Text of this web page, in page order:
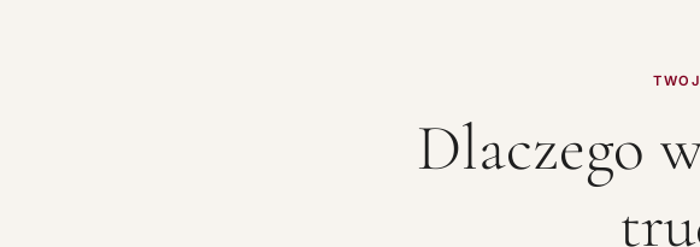
Dlaczego